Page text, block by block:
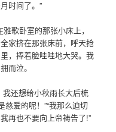
时间了。”
歌卧室的那张小床上，
家挤在那张床前，呼天抢
，捧着脸哇哇地大哭。我
而泣。
还想给小秋雨长大后梳
慈爱的呢！”“我那么迫切
再也不要向上帝祷告了!”